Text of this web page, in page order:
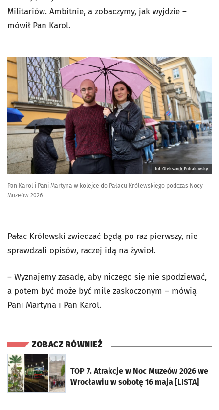
Militariów. Ambitnie, a zobaczymy, jak wyjdzie –
mówił Pan Karol.
fot. Oleksandr Poliakovsky
Pan Karol i Pani Martyna w kolejce do Pałacu Królewskiego podczas Nocy
Muzeów 2026
Pałac Królewski zwiedzać będą po raz pierwszy, nie
sprawdzali opisów, raczej idą na żywioł.
– Wyznajemy zasadę, aby niczego się nie spodziewać,
a potem być może być mile zaskoczonym – mówią
Pani Martyna i Pan Karol.
ZOBACZ RÓWNIEŻ
TOP 7. Atrakcje w Noc Muzeów 2026 we
Wrocławiu w sobotę 16 maja [LISTA]
otworzy się w nowej karcie